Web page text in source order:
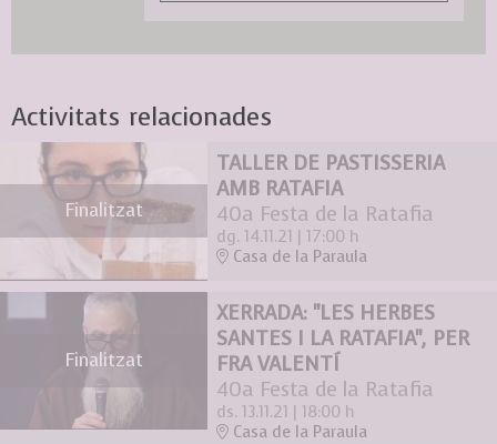
Activitats relacionades
Finalitzat
TALLER DE PASTISSERIA
AMB RATAFIA
40a Festa de la Ratafia
dg. 14.11.21 | 17:00 h
Casa de la Paraula
Finalitzat
XERRADA: "LES HERBES
SANTES I LA RATAFIA", PER
FRA VALENTÍ
40a Festa de la Ratafia
ds. 13.11.21 | 18:00 h
Casa de la Paraula